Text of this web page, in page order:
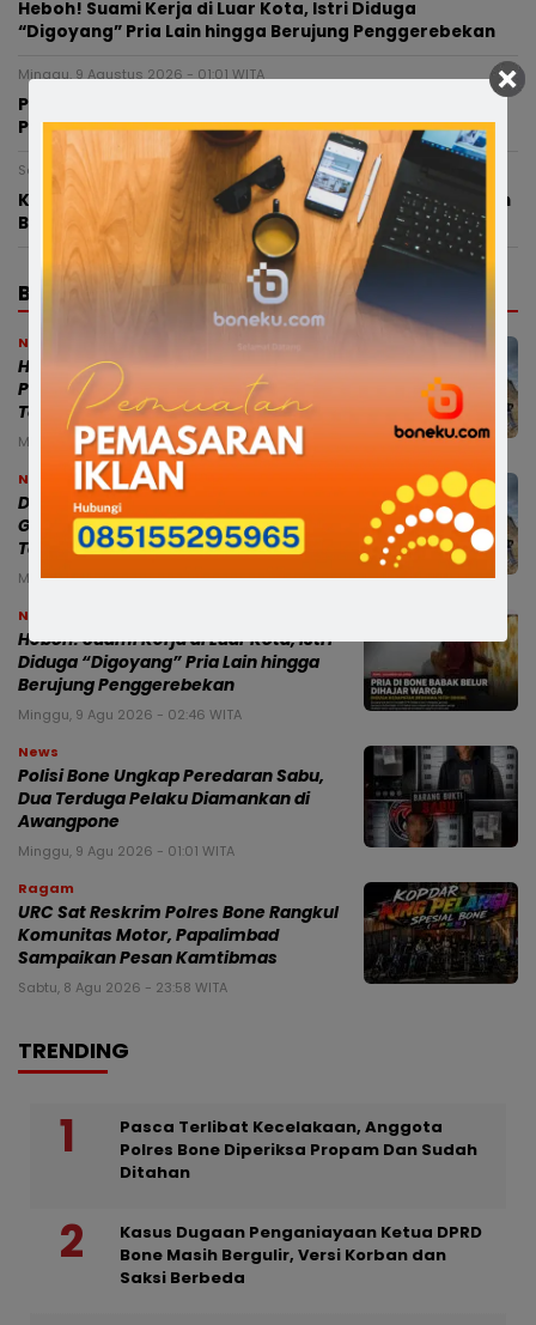
Heboh! Suami Kerja di Luar Kota, Istri Diduga
“Digoyang” Pria Lain hingga Berujung Penggerebekan
Minggu, 9 Agustus 2026 - 01:01 WITA
Polisi Bone Ungkap Peredaran Sabu, Dua Terduga
Pelaku Diamankan di Awangpone
Sabtu, 8 Agustus 2026 - 16:34 WITA
Kepsek SMPN 5 Belum Masuk Sejak Dilantik, Dikabarkan
Berada di Paris
BERITA TERBARU
News
Hasil Verifikasi Dikirim ke Jakarta,
Pencabutan Izin Tambang Lampoko
Tergantung DESDM Sulsel
Minggu, 9 Agu 2026 - 18:36 WITA
News
Dokumen Tambang Belum Lengkap,
Gubernur Jatuhkan Sanksi Perusahaan
Tambang di Lampoko
Minggu, 9 Agu 2026 - 12:15 WITA
News
Heboh! Suami Kerja di Luar Kota, Istri
Diduga “Digoyang” Pria Lain hingga
Berujung Penggerebekan
Minggu, 9 Agu 2026 - 02:46 WITA
News
Polisi Bone Ungkap Peredaran Sabu,
Dua Terduga Pelaku Diamankan di
Awangpone
Minggu, 9 Agu 2026 - 01:01 WITA
Ragam
URC Sat Reskrim Polres Bone Rangkul
Komunitas Motor, Papalimbad
Sampaikan Pesan Kamtibmas
Sabtu, 8 Agu 2026 - 23:58 WITA
TRENDING
Pasca Terlibat Kecelakaan, Anggota
Polres Bone Diperiksa Propam Dan Sudah
Ditahan
Kasus Dugaan Penganiayaan Ketua DPRD
Bone Masih Bergulir, Versi Korban dan
Saksi Berbeda